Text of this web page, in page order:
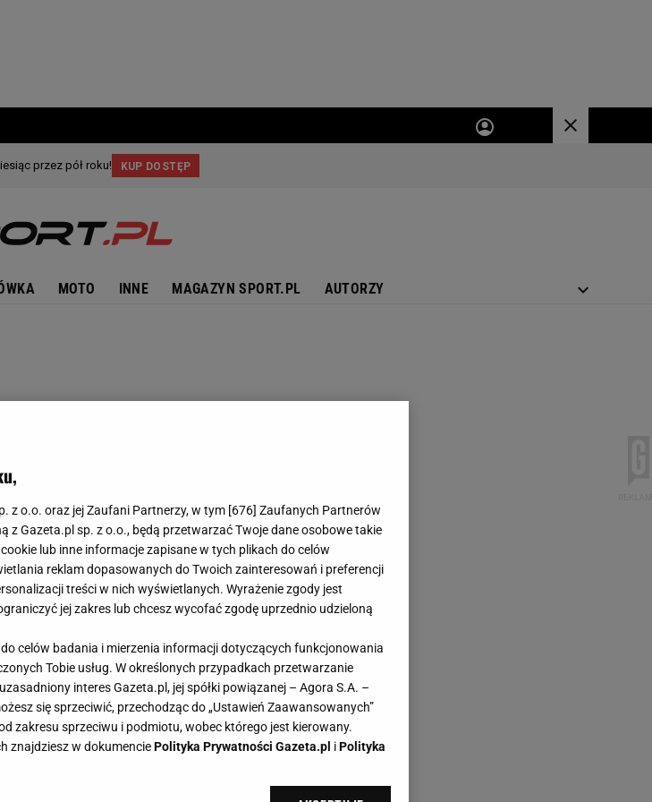
MOTO INNE MAGAZYN SPORT.PL AUTORZY
z o.o. oraz jej Zaufani Partnerzy, w tym [676] Zaufanych Partnerów
z Gazeta.pl sp. z o.o., będą przetwarzać Twoje dane osobowe takie
lub inne informacje zapisane w tych plikach do celów
reklam dopasowanych do Twoich zainteresowań i preferencji
treści w nich wyświetlanych. Wyrażenie zgody jest
jej zakres lub chcesz wycofać zgodę uprzednio udzieloną
celów badania i mierzenia informacji dotyczących funkcjonowania
Tobie usług. W określonych przypadkach przetwarzanie
interes Gazeta.pl, jej spółki powiązanej – Agora S.A. –
się sprzeciwić, przechodząc do „Ustawień Zaawansowanych”
zakresu sprzeciwu i podmiotu, wobec którego jest kierowany.
znajdziesz w dokumenciePolityka Prywatności Gazeta.pl iPolityka